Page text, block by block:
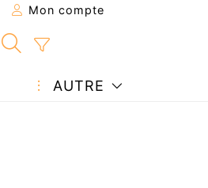
Mon compte
AUTRE